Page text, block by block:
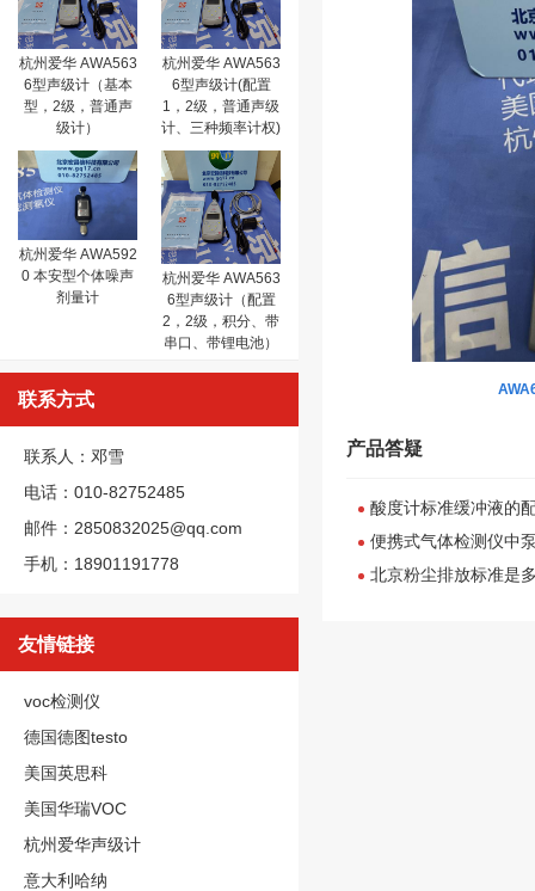
杭州爱华 AWA563
6型声级计（基本
型，2级，普通声
级计）
杭州爱华 AWA563
6型声级计(配置
1，2级，普通声级
计、三种频率计权)
杭州爱华 AWA592
0 本安型个体噪声
剂量计
杭州爱华 AWA563
6型声级计（配置
2，2级，积分、带
串口、带锂电池）
联系方式
联系人：邓雪
电话：010-82752485
邮件：2850832025@qq.com
手机：18901191778
友情链接
voc检测仪
德国德图testo
美国英思科
美国华瑞VOC
杭州爱华声级计
意大利哈纳
产品答疑
酸度计标准缓冲液的
便携式气体检测仪中
北京粉尘排放标准是